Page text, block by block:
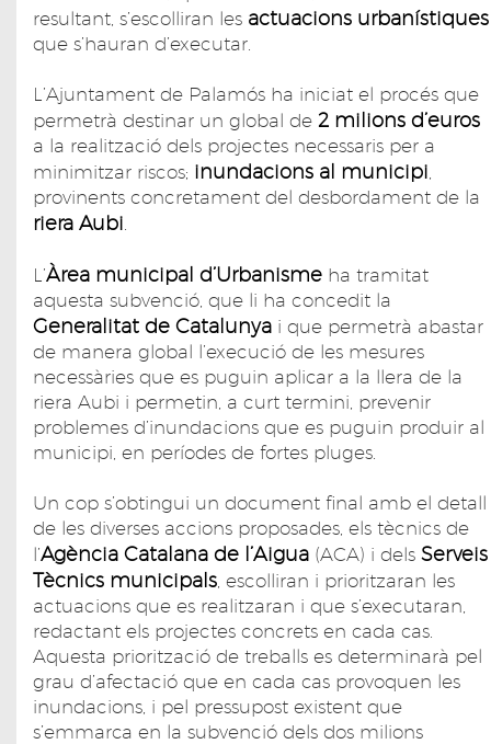
resultant, s’escolliran les actuacions urbanístiques
que s’hauran d’executar.
L’Ajuntament de Palamós ha iniciat el procés que
permetrà destinar un global de 2 milions d’euros
a la realització dels projectes necessaris per a
minimitzar riscos; inundacions al municipi
provinents concretament del desbordament de la
riera Aubi
L’Àrea municipal d’Urbanisme ha tramitat
aquesta subvenció, que li ha concedit la
Generalitat de Catalunya i que permetrà abastar
de manera global l’execució de les mesures
necessàries que es puguin aplicar a la llera de la
riera Aubi i permetin, a curt termini, prevenir
problemes d’inundacions que es puguin produir al
municipi, en períodes de fortes pluges.
Un cop s’obtingui un document final amb el detall
de les diverses accions proposades, els tècnics de
l’Agència Catalana de l’Aigua (ACA) i dels Serveis
Tècnics municipals , escolliran i prioritzaran les
actuacions que es realitzaran i que s’executaran,
redactant els projectes concrets en cada cas.
Aquesta priorització de treballs es determinarà pel
grau d’afectació que en cada cas provoquen les
inundacions, i pel pressupost existent que
s’emmarca en la subvenció dels dos milions